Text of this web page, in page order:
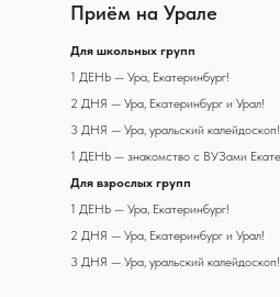
Приём на Урале
Для школьных групп
1 ДЕНЬ — Ура, Екатеринбург!
2 ДНЯ — Ура, Екатеринбург и Урал!
3 ДНЯ — Ура, уральский калейдоскоп!
1 ДЕНЬ — знакомство с ВУЗами
Для взрослых групп
1 ДЕНЬ — Ура, Екатеринбург!
2 ДНЯ — Ура, Екатеринбург и Урал!
3 ДНЯ — Ура, уральский калейдоскоп!